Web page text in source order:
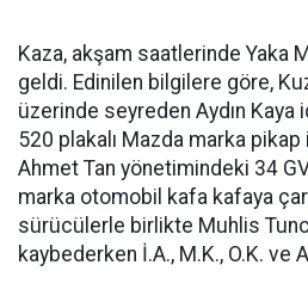
Kaza, akşam saatlerinde Yaka
geldi. Edinilen bilgilere göre,
üzerinde seyreden Aydın Kaya
520 plakalı Mazda marka pikap
Ahmet Tan yönetimindeki 34
marka otomobil kafa kafaya
sürücülerle birlikte Muhlis
kaybederken İ.A., M.K., O.K. ve